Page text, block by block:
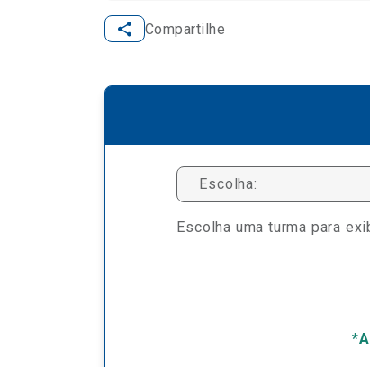
Compartilhe
Escolha:
Escolha uma turma para